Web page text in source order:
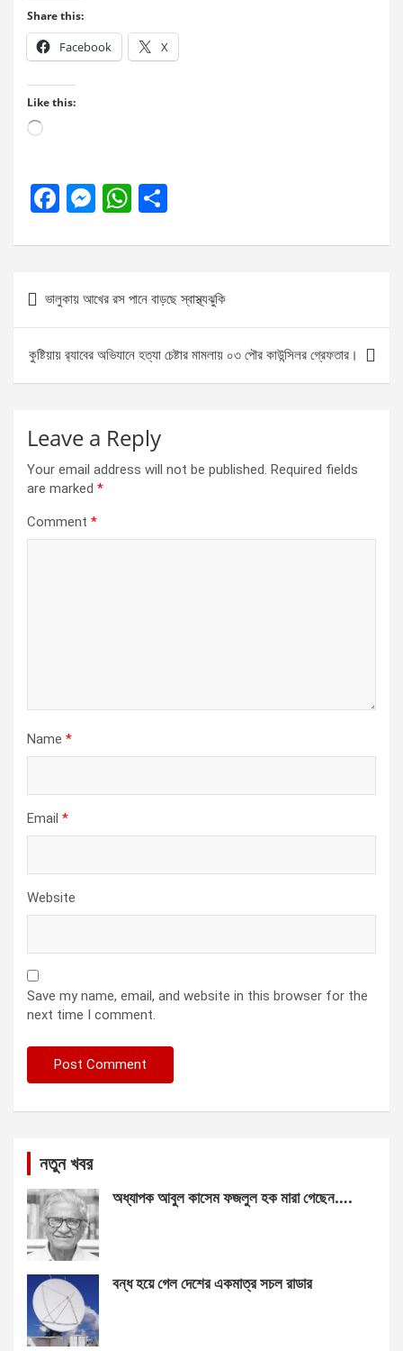
Share this:
Facebook X
Like this:
Loading…
F
ce
o
o
k
M
se
g
er
W
at
A
p
p
ar
Post
navigation
ভালুকায় আখের রস পানে বাড়ছে স্বাস্থ্যঝুকি
কুষ্টিয়ায় র‌্যাবের অভিযানে হত্যা চেষ্টার মামলায় ০৩ পৌর কাউন্সিলর গ্রেফতার।
Leave a Reply
Your email address will not be published. Required fields
are marked *
Comment *
Name *
Email *
Website
Save my name, email, and website in this browser for the
next time I comment.
নতুন খবর
অধ্যাপক আবুল কাসেম ফজলুল হক মারা গেছেন….
বন্ধ হয়ে গেল দেশের একমাত্র সচল রাডার